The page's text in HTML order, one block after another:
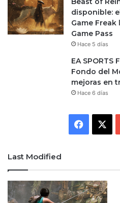
disponible:
Game Freak
Game Pass
Hace 5 días
EA SPORTS
Fondo del
mejoras en
Hace 6 días
Last Modified